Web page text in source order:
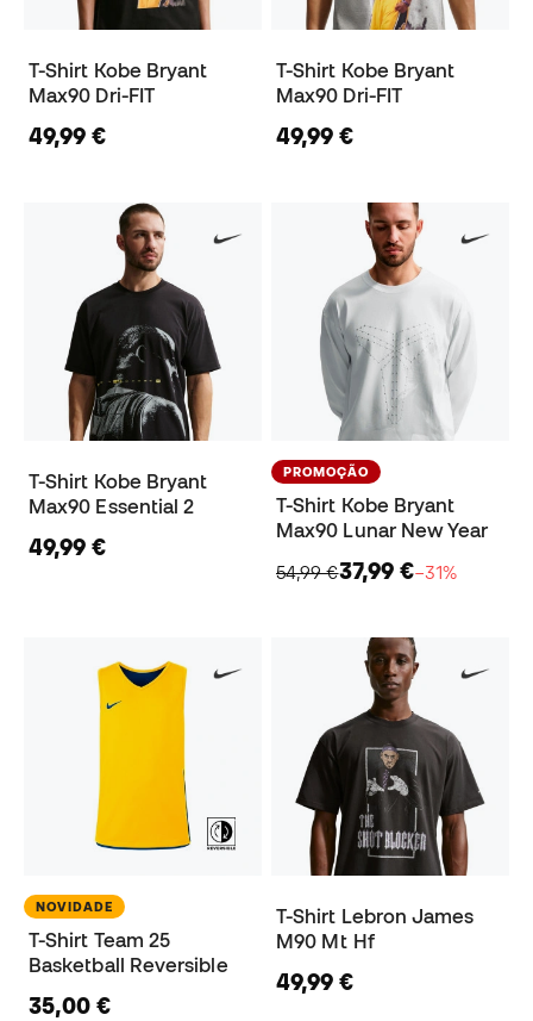
T-Shirt Kobe Bryant
Max90 Dri-FIT
49,99 €
T-Shirt Kobe Bryant
Max90 Dri-FIT
49,99 €
T-Shirt Kobe Bryant
Max90 Essential 2
49,99 €
PROMOÇÃO
T-Shirt Kobe Bryant
Max90 Lunar New Year
54,99 €37,99 €−31%
NOVIDADE
T-Shirt Team 25
Basketball Reversible
35,00 €
T-Shirt Lebron James
M90 Mt Hf
49,99 €